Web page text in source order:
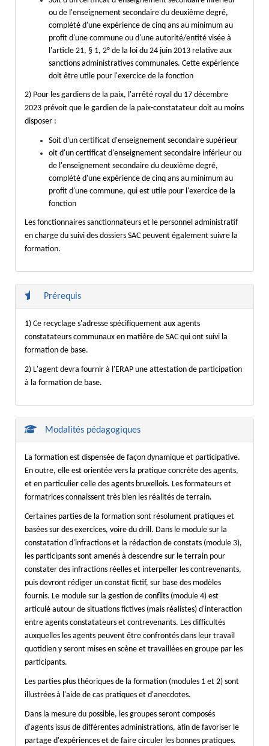
ou de l'enseignement secondaire du deuxième degré,
complété d'une expérience de cinq ans au minimum au
profit d'une commune ou d'une autorité/entité visée à
l'article 21, § 1, 2° de la loi du 24 juin 2013 relative aux
sanctions administratives communales. Cette expérience
doit être utile pour l'exercice de la fonction
2) Pour les gardiens de la paix, l'arrêté royal du 17 décembre
2023 prévoit que le gardien de la paix-constatateur doit au moins
disposer :
Soit d'un certificat d'enseignement secondaire supérieur
oit d'un certificat d'enseignement secondaire inférieur ou
de l'enseignement secondaire du deuxième degré,
complété d'une expérience de cinq ans au minimum au
profit d'une commune, qui est utile pour l'exercice de la
fonction
Les fonctionnaires sanctionnateurs et le personnel administratif
en charge du suivi des dossiers SAC peuvent également suivre la
formation.
Prérequis
1) Ce recyclage s'adresse spécifiquement aux agents
constatateurs communaux en matière de SAC qui ont suivi la
formation de base.
2) L'agent devra fournir à l'ERAP une attestation de participation
à la formation de base.
Modalités pédagogiques
La formation est dispensée de façon dynamique et participative.
En outre, elle est orientée vers la pratique concrète des agents,
et en particulier celle des agents bruxellois. Les formateurs et
formatrices connaissent très bien les réalités de terrain.
Certaines parties de la formation sont résolument pratiques et
basées sur des exercices, voire du drill. Dans le module sur la
constatation d'infractions et la rédaction de constats (module 3),
les participants sont amenés à descendre sur le terrain pour
constater des infractions réelles et interpeller les contrevenants,
puis devront rédiger un constat fictif, sur base des modèles
fournis. Le module sur la gestion de conflits (module 4) est
articulé autour de situations fictives (mais réalistes) d'interaction
entre agents constatateurs et contrevenants. Les difficultés
auxquelles les agents peuvent être confrontés dans leur travail
quotidien y seront mises en scène et travaillées en groupe par les
participants.
Les parties plus théoriques de la formation (modules 1 et 2) sont
illustrées à l'aide de cas pratiques et d'anecdotes.
Dans la mesure du possible, les groupes seront composés
d'agents issus de différentes administrations, afin de favoriser le
partage d'expériences et de faire circuler les bonnes pratiques.